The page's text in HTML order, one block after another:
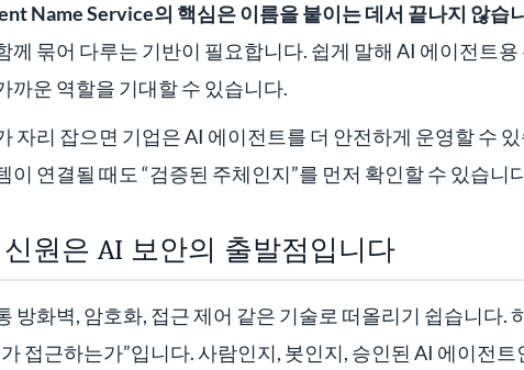
Name Service의 핵심은 이름을 붙이는 데서 끝나지 않습
께 묶어 다루는 기반이 필요합니다. 쉽게 말해 AI 에이전트
까운 역할을 기대할 수 있습니다.
자리 잡으면 기업은 AI 에이전트를 더 안전하게 운영할 수
이 연결될 때도 “검증된 주체인지”를 먼저 확인할 수 있습니
원은 AI 보안의 출발점입니다
방화벽, 암호화, 접근 제어 같은 기술로 떠올리기 쉽습니다.
접근하는가”입니다. 사람인지, 봇인지, 승인된 AI 에이전